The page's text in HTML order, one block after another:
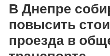
В Днепре
повысить
проезда в